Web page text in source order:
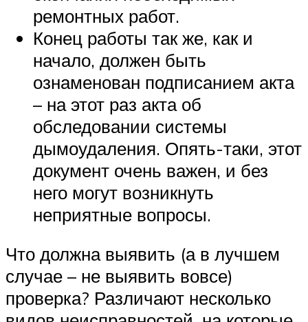
ремонтных работ.
Конец работы так же, как и
начало, должен быть
ознаменован подписанием акта
– на этот раз акта об
обследовании системы
дымоудаления. Опять-таки, этот
документ очень важен, и без
него могут возникнуть
неприятные вопросы.
Что должна выявить (а в лучшем
случае – не выявить вовсе)
проверка? Различают несколько